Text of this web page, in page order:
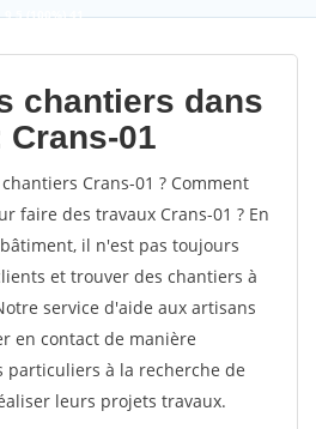
9,5(100%)41
votes
chantiers dans
01
Crans-01 ? Comment
faire des travaux Crans-01 ? En
il n'est pas toujours
et trouver des chantiers à
service d'aide aux artisans
en contact de manière
particuliers à la recherche de
leurs projets travaux.